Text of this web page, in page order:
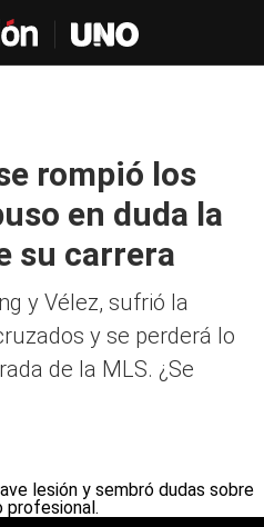
rompió los
en duda la
su carrera
y Vélez, sufrió la
y se perderá lo
de la MLS. ¿Se